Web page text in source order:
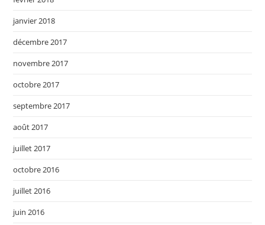
janvier 2018
décembre 2017
novembre 2017
octobre 2017
septembre 2017
août 2017
juillet 2017
octobre 2016
juillet 2016
juin 2016